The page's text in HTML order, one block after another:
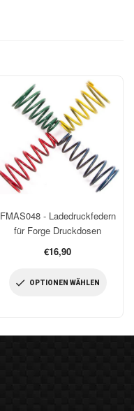
FMAS048 - Ladedruckfedern
für Forge Druckdosen
Normaler
€16,90
OPTIONEN WÄHLEN